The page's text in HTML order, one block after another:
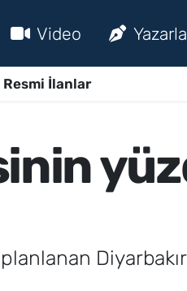
Video
Resmi İlanlar